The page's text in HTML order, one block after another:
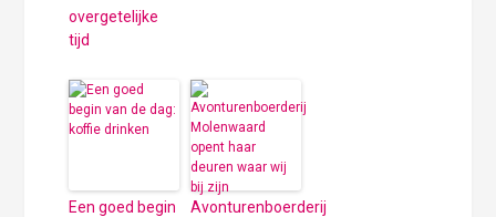
overgetelijke
tijd
Een goed begin
Avonturenboerderij